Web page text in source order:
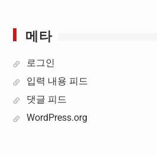
메타
로그인
입력 내용 피드
댓글 피드
WordPress.org